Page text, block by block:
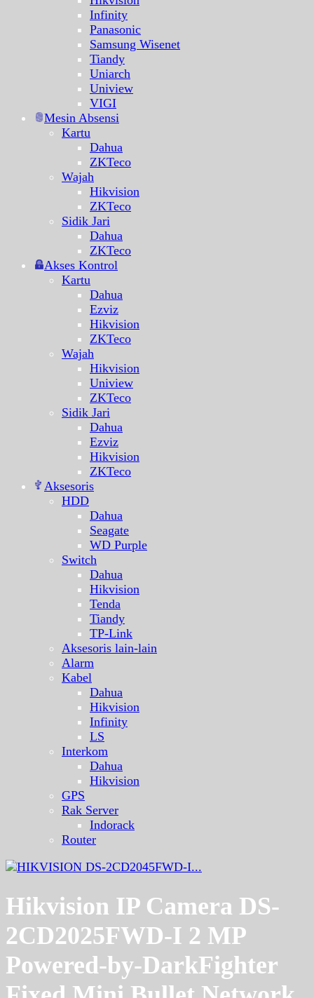
Infinity
Panasonic
Samsung Wisenet
Tiandy
Uniarch
Uniview
VIGI
Mesin Absensi
Kartu
Dahua
ZKTeco
Wajah
Hikvision
ZKTeco
Sidik Jari
Dahua
ZKTeco
Akses Kontrol
Kartu
Dahua
Ezviz
Hikvision
ZKTeco
Wajah
Hikvision
Uniview
ZKTeco
Sidik Jari
Dahua
Ezviz
Hikvision
ZKTeco
Aksesoris
HDD
Dahua
Seagate
WD Purple
Switch
Dahua
Hikvision
Tenda
Tiandy
TP-Link
Aksesoris lain-lain
Alarm
Kabel
Dahua
Hikvision
Infinity
LS
Interkom
Dahua
Hikvision
GPS
Rak Server
Indorack
Router
Hikvision IP Camera DS-
2CD2025FWD-I 2 MP
Powered-by-DarkFighter